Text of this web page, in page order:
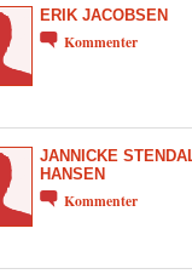
ERIK JACOBSEN
Kommenter
JANNICKE
HANSEN
Kommenter